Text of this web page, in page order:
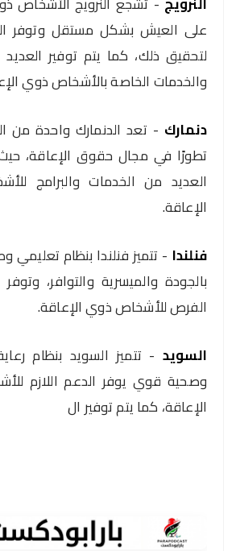
على العيش بشكل مستقل وتوفر
لتحقيق ذلك، كما يتم توفير العديد
والخدمات الخاصة بالأشخاص ذوي
دنمارك - تعد الدنمارك واحدة من
تطورًا في مجال حقوق الإعاقة،
العديد من الخدمات والبرامج
الإعاقة.
فنلندا - تتميز فنلندا بنظام
بالجودة والميسرية والتوافر،
الفرص للأشخاص ذوي الإعاقة.
السويد - تتميز السويد بنظام
وصحية قوي يوفر الدعم اللازم
الإعاقة، كما يتم توفير ال